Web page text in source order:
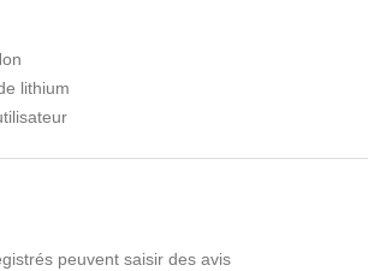
lithium
peuvent saisir des avis